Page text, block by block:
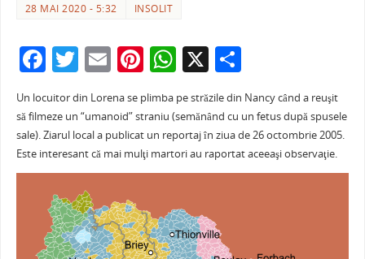
28 MAI 2020 - 5:32 INSOLIT
F
a
c
e
b
o
o
k
T
w
itt
er
E
ai
l
Pi
nt
er
e
st
W
at
s
A
p
X P
ar
ta
je
a
Un locuitor din Lorena se plimba pe străzile din Nancy când a reuşit
să filmeze un “umanoid” straniu (semănând cu un fetus după spusele
sale). Ziarul local a publicat un reportaj în ziua de 26 octombrie 2005.
Este interesant că mai mulţi martori au raportat aceeaşi observaţie.